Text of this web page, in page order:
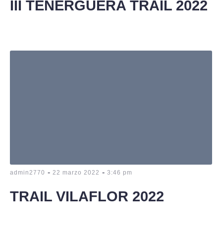
III TENERGUERA TRAIL 2022
admin2770 - 22 marzo 2022 - 3:46 pm
TRAIL VILAFLOR 2022